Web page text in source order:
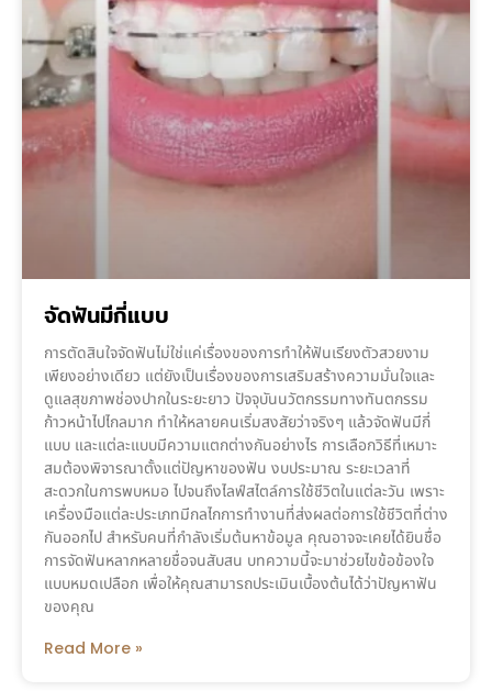
จัดฟันมีกี่แบบ
การตัดสินใจจัดฟันไม่ใช่แค่เรื่องของการทำให้ฟันเรียงตัวสวยงาม
เพียงอย่างเดียว แต่ยังเป็นเรื่องของการเสริมสร้างความมั่นใจและ
ดูแลสุขภาพช่องปากในระยะยาว ปัจจุบันนวัตกรรมทางทันตกรรม
ก้าวหน้าไปไกลมาก ทำให้หลายคนเริ่มสงสัยว่าจริงๆ แล้วจัดฟันมีกี่
แบบ และแต่ละแบบมีความแตกต่างกันอย่างไร การเลือกวิธีที่เหมาะ
สมต้องพิจารณาตั้งแต่ปัญหาของฟัน งบประมาณ ระยะเวลาที่
สะดวกในการพบหมอ ไปจนถึงไลฟ์สไตล์การใช้ชีวิตในแต่ละวัน เพราะ
เครื่องมือแต่ละประเภทมีกลไกการทำงานที่ส่งผลต่อการใช้ชีวิตที่ต่าง
กันออกไป สำหรับคนที่กำลังเริ่มต้นหาข้อมูล คุณอาจจะเคยได้ยินชื่อ
การจัดฟันหลากหลายชื่อจนสับสน บทความนี้จะมาช่วยไขข้อข้องใจ
แบบหมดเปลือก เพื่อให้คุณสามารถประเมินเบื้องต้นได้ว่าปัญหาฟัน
ของคุณ
Read More »